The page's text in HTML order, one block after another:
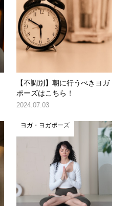
【不調別】朝に行うべきヨガ
ポーズはこちら！
2024.07.03
ヨガ・ヨガポーズ